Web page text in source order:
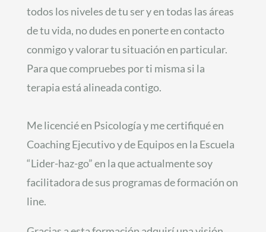
todos los niveles de tu ser y en todas las áreas
de tu vida, no dudes en ponerte en contacto
conmigo y valorar tu situación en particular.
Para que compruebes por ti misma si la
terapia está alineada contigo.
Me licencié en Psicología y me certifiqué en
Coaching Ejecutivo y de Equipos en la Escuela
“Lider-haz-go” en la que actualmente soy
facilitadora de sus programas de formación on
line.